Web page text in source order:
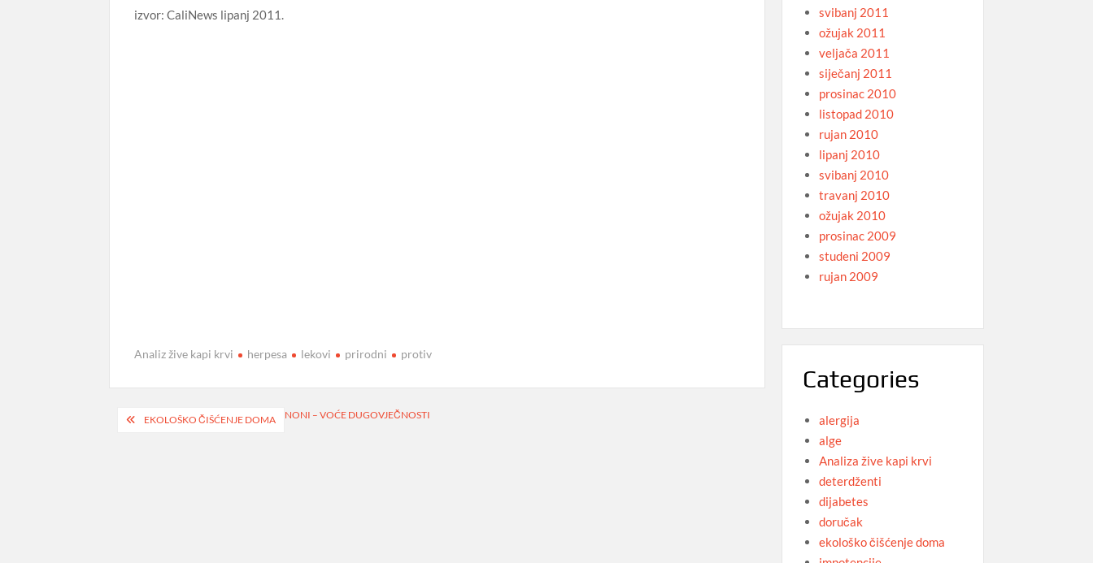
izvor: CaliNews lipanj 2011.
Analiz žive kapi krvi herpesa lekovi prirodni protiv
Navigacija
EKOLOŠKO ČIŠĆENJE DOMA NONI – VOĆE DUGOVJEČNOSTI
svibanj 2011
ožujak 2011
veljača 2011
siječanj 2011
prosinac 2010
listopad 2010
rujan 2010
lipanj 2010
svibanj 2010
travanj 2010
ožujak 2010
prosinac 2009
studeni 2009
rujan 2009
Categories
alergija
alge
Analiza žive kapi krvi
deterdženti
dijabetes
doručak
ekološko čišćenje doma